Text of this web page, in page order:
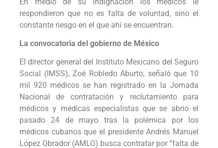
respondieron que no es falta de voluntad, sino el
constante riesgo en el que ahí se encuentran.
La convocatoria del gobierno de México
El director general del Instituto Mexicano del Seguro
Social (IMSS), Zoé Robledo Aburto, señaló que 10
mil 920 médicos se han registrado en la Jornada
Nacional de contratación y reclutamiento para
médicos y médicas especialistas que se abrió el
pasado 24 de mayo tras la polémica por los
médicos cubanos que el presidente Andrés Manuel
López Obrador (AMLO) busca contratar por “falta de